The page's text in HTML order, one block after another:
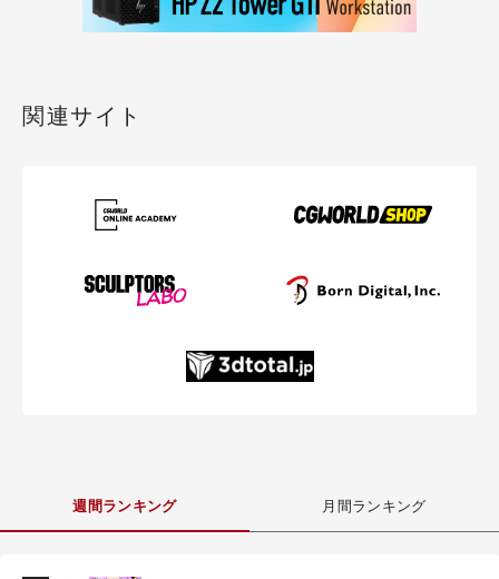
関連サイト
週間ランキング 月間ランキング